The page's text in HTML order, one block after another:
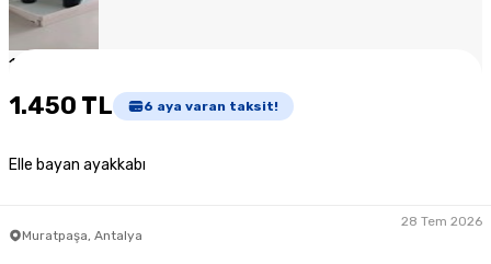
1
1.450 TL 6 aya varan taksit!
Elle bayan ayakkabı
Muratpaşa, Antalya
28 Tem 2026